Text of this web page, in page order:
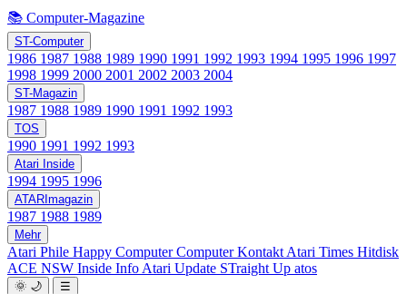
📚 Computer-Magazine
ST-Computer
1986 1987 1988 1989 1990 1991 1992 1993 1994 1995 1996 1997
1998 1999 2000 2001 2002 2003 2004
ST-Magazin
1987 1988 1989 1990 1991 1992 1993
TOS
1990 1991 1992 1993
Atari Inside
1994 1995 1996
ATARImagazin
1987 1988 1989
Mehr
Atari Phile Happy ComputerComputer Kontakt Atari Times Hitdisk
ACE NSW Inside Info Atari Update STraight Up atos
🌞 🌙
☰